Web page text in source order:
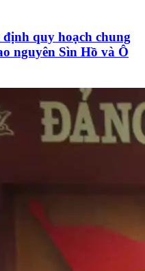
quy hoạch chung
nguyên Sìn Hồ và Ô